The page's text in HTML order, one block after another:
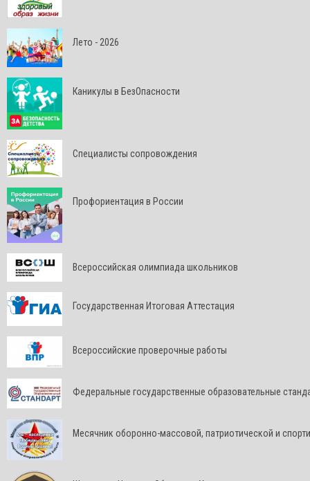
Лето - 2026
Каникулы в БезОпасности
Специалисты сопровождения
Профориентация в России
Всероссийская олимпиада школьников
Государственная Итоговая Аттестация
Всероссийские проверочные работы
Федеральные государственные образовательные
Месячник оборонно-массовой, патриотической и